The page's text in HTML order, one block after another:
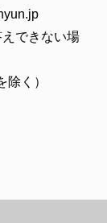
できない場
く）